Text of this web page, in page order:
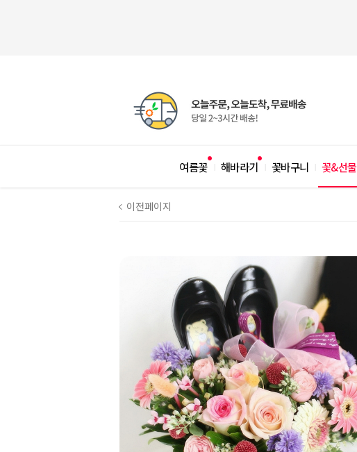
여름꽃 해바라기 꽃바구니 꽃&선물
이전페이지